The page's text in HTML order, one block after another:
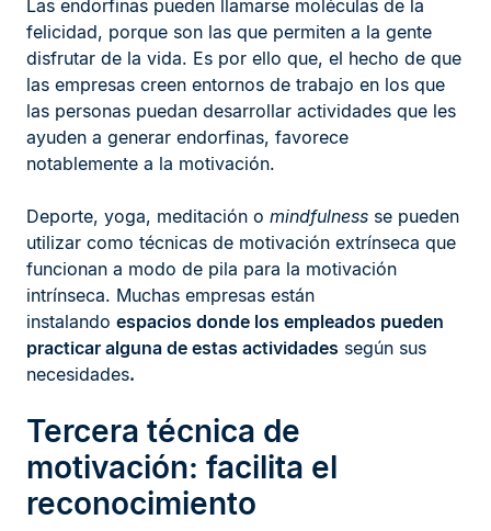
Las endorfinas pueden llamarse moléculas de la
felicidad, porque son las que permiten a la gente
disfrutar de la vida. Es por ello que, el hecho de que
las empresas creen entornos de trabajo en los que
las personas puedan desarrollar actividades que les
ayuden a generar endorfinas, favorece
notablemente a la motivación.
Deporte, yoga, meditación o mindfulness se pueden
utilizar como técnicas de motivación extrínseca que
funcionan a modo de pila para la motivación
intrínseca. Muchas empresas están
instalando espacios donde los empleados pueden
practicar alguna de estas actividades según sus
necesidades.
Tercera técnica de
motivación: facilita el
reconocimiento